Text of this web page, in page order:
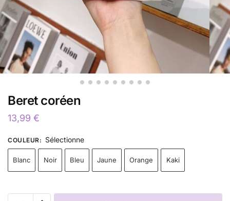
Beret coréen
13,99 €
COULEUR: Sélectionne
Blanc Noir Bleu Jaune Orange Kaki